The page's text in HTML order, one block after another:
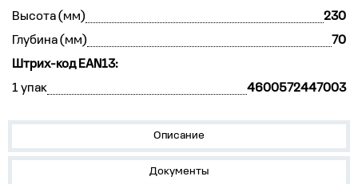
Высота (мм)
230
Глубина (мм)
70
Штрих-код EAN13:
1 упак
4600572447003
Описание
Документы